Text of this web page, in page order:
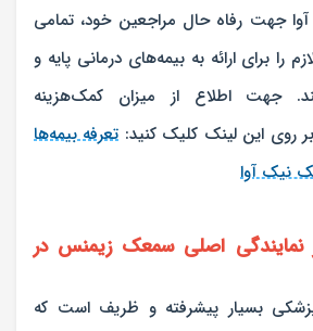
جهت رفاه حال مراجعین خود، تمامی
را برای ارائه به بیمه‌های درمانی پایه و
جهت اطلاع از میزان کمک‌هزینه
روی این لینک کلیک کنید: تعرفه بیمه‌ها
نیک‌ آوا
نمایندگی اصلی سمعک زیمنس در
بسیار پیشرفته و ظریف است که